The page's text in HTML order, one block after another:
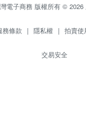
電子商務 版權所有 © 2026
務條款 | 隱私權 | 拍賣使
交易安全